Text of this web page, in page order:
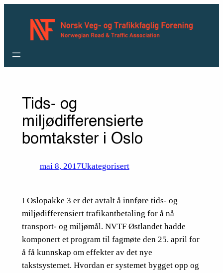
Tids- og
miljødifferensierte
bomtakster i Oslo
mai 8, 2017Ukategorisert
I Oslopakke 3 er det avtalt å innføre tids- og
miljødifferensiert trafikantbetaling for å nå
transport- og miljømål. NVTF Østlandet hadde
komponert et program til fagmøte den 25. april for
å få kunnskap om effekter av det nye
takstsystemet. Hvordan er systemet bygget opp og